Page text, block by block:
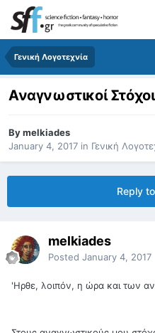
Γενική Λογοτεχνία
Αναγνωστικοί
Bymelkiades
January 4, 2017 in Γενική
Reply
melkiades
Posted January 4, 2017
'Ηρθε, λοιπόν, η ώρα και των